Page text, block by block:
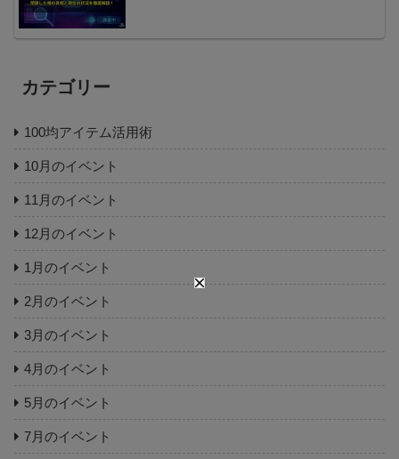
カテゴリー
100均アイテム活用術
10月のイベント
11月のイベント
12月のイベント
1月のイベント
2月のイベント
3月のイベント
4月のイベント
5月のイベント
7月のイベント